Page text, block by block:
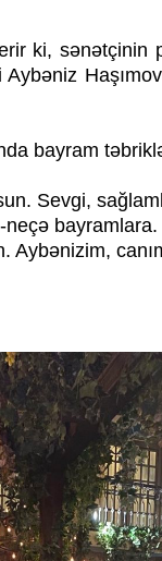
ki, sənətçinin
Aybəniz
bayram
Sevgi,
Aybənizim,